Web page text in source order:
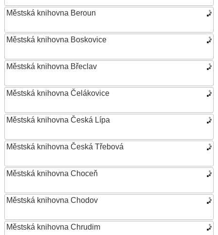
Městská knihovna Beroun
Městská knihovna Boskovice
Městská knihovna Břeclav
Městská knihovna Čelákovice
Městská knihovna Česká Lípa
Městská knihovna Česká Třebová
Městská knihovna Choceň
Městská knihovna Chodov
Městská knihovna Chrudim